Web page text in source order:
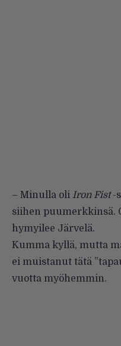
– Minulla oli Iron Fist-
siihen puumerkkinsä.
hymyilee Järvelä.
Kumma kyllä, mutta
ei muistanut tätä
vuotta myöhemmin.